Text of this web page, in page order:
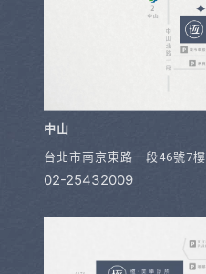
中山
台北市南京東路一段46號7樓
02-25432009